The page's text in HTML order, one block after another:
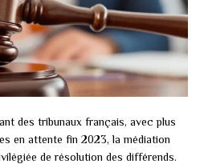
des tribunaux français, avec plus
en attente fin 2023, la médiation
de résolution des différends.